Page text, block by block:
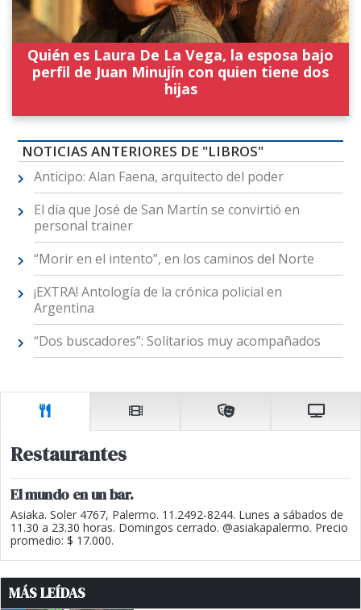
Quién es Laura De La Vega, la esposa bajo
perfil de Juan Minujín con quien tiene dos
hijas
NOTICIAS ANTERIORES DE "LIBROS"
Anticipo: Alan Faena, arquitecto del poder
El día que José de San Martín se convirtió en
personal trainer
“Morir en el intento”, en los caminos del Norte
¡EXTRA! Antología de la crónica policial en
Argentina
“Dos buscadores”: Solitarios muy acompañados
Restaurantes
El mundo en un bar.
Asiaka. Soler 4767, Palermo. 11.2492-8244. Lunes a sábados de
11.30 a 23.30 horas. Domingos cerrado. @asiakapalermo. Precio
promedio: $ 17.000.
MÁS LEÍDAS